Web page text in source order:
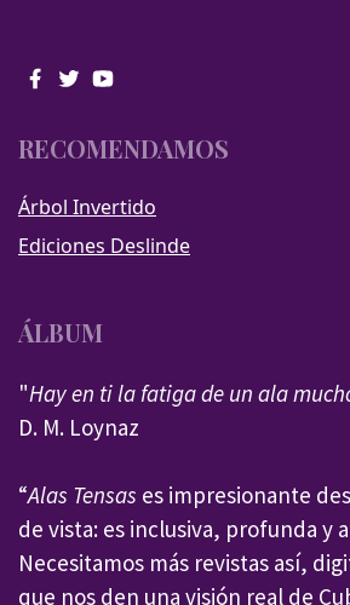
RECOMENDAMOS
Árbol Invertido
Ediciones Deslinde
ÁLBUM
"Hay en ti la fatiga de un ala
D. M. Loynaz
“Alas Tensas es impresionante
de vista: es inclusiva, profunda y
Necesitamos más revistas así,
que nos den una visión real de